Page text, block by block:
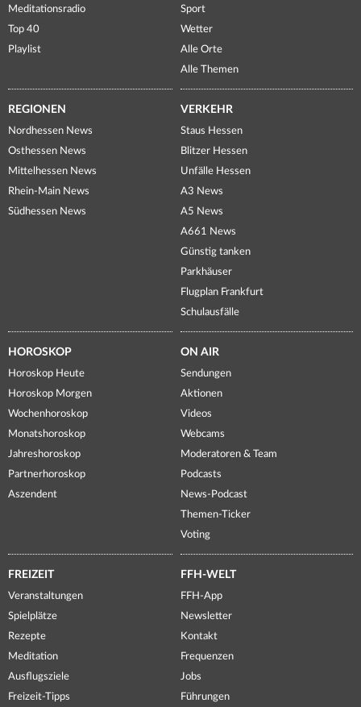
Meditationsradio
Top 40
Playlist
Sport
Wetter
Alle Orte
Alle Themen
REGIONEN
Nordhessen News
Osthessen News
Mittelhessen News
Rhein-Main News
Südhessen News
VERKEHR
Staus Hessen
Blitzer Hessen
Unfälle Hessen
A3 News
A5 News
A661 News
Günstig tanken
Parkhäuser
Flugplan Frankfurt
Schulausfälle
HOROSKOP
Horoskop Heute
Horoskop Morgen
Wochenhoroskop
Monatshoroskop
Jahreshoroskop
Partnerhoroskop
Aszendent
ON AIR
Sendungen
Aktionen
Videos
Webcams
Moderatoren & Team
Podcasts
News-Podcast
Themen-Ticker
Voting
FREIZEIT
Veranstaltungen
Spielplätze
Rezepte
Meditation
Ausflugsziele
Freizeit-Tipps
FFH-WELT
FFH-App
Newsletter
Kontakt
Frequenzen
Jobs
Führungen